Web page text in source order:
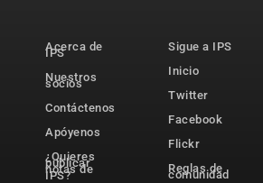
Acerca de
IPS
Nuestros
socios
Contáctenos
Apóyenos
¿Quieres
publicar
notas de
IPS?
Sigue a IPS
Inicio
Twitter
Facebook
Flickr
Reglas de
comunidad